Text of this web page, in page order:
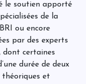
le soutien apporté
de la
ou encore
par des experts
dont certaines
durée de deux
théoriques et